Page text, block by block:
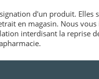
d'un produit. Elles
en magasin. Nous
interdisant la reprise